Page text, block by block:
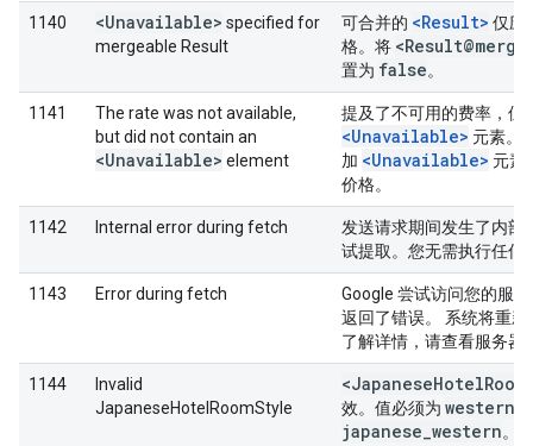
1140 <Unavailable> specified for
mergeable Result
可合并的 <Result> 仅应
格。将
置为 false。
1141
The rate was not available,
but did not contain an
<Unavailable> element
提及了不可用的费率，但
<Unavailable> 元素。
加 <Unavailable> 元素
价格。
1142 Internal error during fetch
发送请求期间发生了内部
试提取。您无需执行任何
1143 Error during fetch
Google 尝试访问您的服
返回了错误。 系统将重
了解详情，请查看服务器
1144
Invalid
JapaneseHotelRoomStyle
<JapaneseHotelRoom
效。值必须为 western
japanese western。